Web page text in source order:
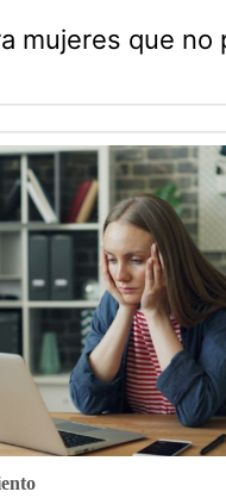
mujeres que no